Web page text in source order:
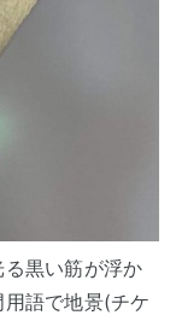
黒い筋が浮か
語で地景(チケ